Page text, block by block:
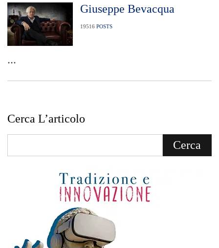
Giuseppe Bevacqua
19516 POSTS
...
Cerca L’articolo